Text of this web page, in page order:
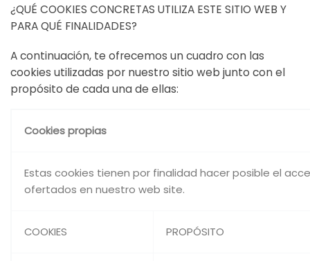
¿QUÉ COOKIES CONCRETAS UTILIZA ESTE SITIO WEB Y
PARA QUÉ FINALIDADES?
A continuación, te ofrecemos un cuadro con las
cookies utilizadas por nuestro sitio web junto con el
propósito de cada una de ellas:
Cookies propias
Estas cookies tienen por finalidad hacer posible el
ofertados en nuestro web site.
COOKIES PROPÓSITO